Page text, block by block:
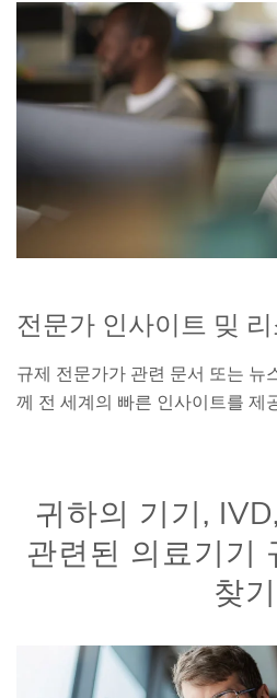
전문가 인사이트 밎
규제 전문가가 관련 문서 또는 뉴
께 전 세계의 빠른 인사이트를 제
귀하의 기기,
관련된 의료기기
찾기